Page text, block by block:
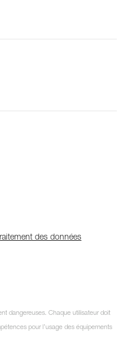
des données
dangereuses. Chaque utilisateur doit
pour l’usage des équipements